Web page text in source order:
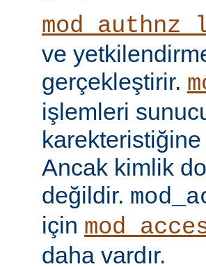
ve
gerçekleştirir.
işlemleri
Ancak kimlik
değildir.
için
daha vardır.